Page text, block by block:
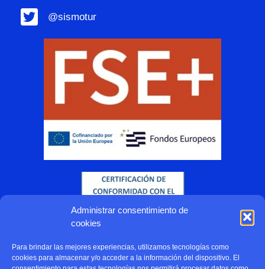
Administrar consentimiento de
cookies
Para brindar las mejores experiencias, utilizamos tecnologías como
cookies para almacenar y/o acceder a la información del dispositivo. El
@sismotur